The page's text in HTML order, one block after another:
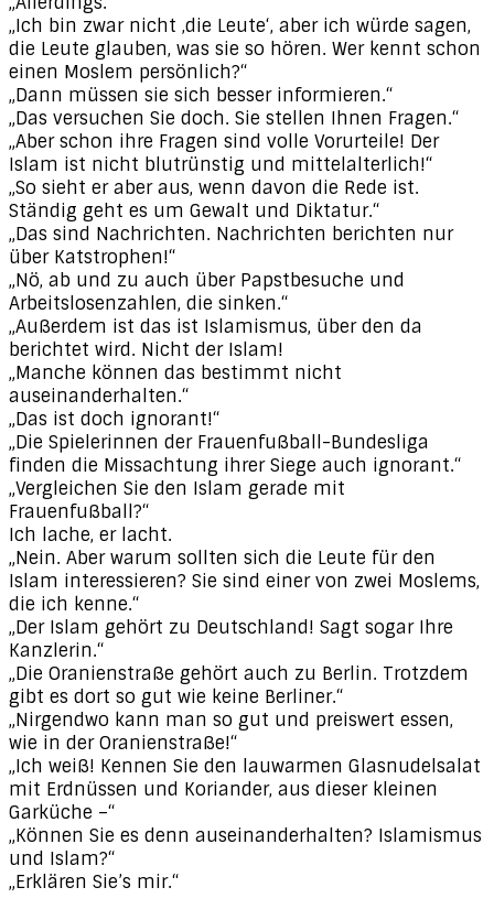
„Ich bin zwar nicht ‚die Leute‘, aber ich würde sagen,
die Leute glauben, was sie so hören. Wer kennt schon
einen Moslem persönlich?“
„Dann müssen sie sich besser informieren.“
„Das versuchen Sie doch. Sie stellen Ihnen Fragen.“
„Aber schon ihre Fragen sind volle Vorurteile! Der
Islam ist nicht blutrünstig und mittelalterlich!“
„So sieht er aber aus, wenn davon die Rede ist.
Ständig geht es um Gewalt und Diktatur.“
„Das sind Nachrichten. Nachrichten berichten nur
über Katstrophen!“
„Nö, ab und zu auch über Papstbesuche und
Arbeitslosenzahlen, die sinken.“
„Außerdem ist das ist Islamismus, über den da
berichtet wird. Nicht der Islam!
„Manche können das bestimmt nicht
auseinanderhalten.“
„Das ist doch ignorant!“
„Die Spielerinnen der Frauenfußball-Bundesliga
finden die Missachtung ihrer Siege auch ignorant.“
„Vergleichen Sie den Islam gerade mit
Frauenfußball?“
Ich lache, er lacht.
„Nein. Aber warum sollten sich die Leute für den
Islam interessieren? Sie sind einer von zwei Moslems,
die ich kenne.“
„Der Islam gehört zu Deutschland! Sagt sogar Ihre
Kanzlerin.“
„Die Oranienstraße gehört auch zu Berlin. Trotzdem
gibt es dort so gut wie keine Berliner.“
„Nirgendwo kann man so gut und preiswert essen,
wie in der Oranienstraße!“
„Ich weiß! Kennen Sie den lauwarmen Glasnudelsalat
mit Erdnüssen und Koriander, aus dieser kleinen
Garküche –“
„Können Sie es denn auseinanderhalten? Islamismus
und Islam?“
„Erklären Sie’s mir.“